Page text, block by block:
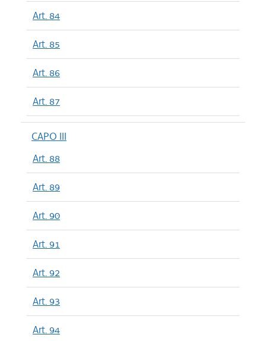
Art. 84
Art. 85
Art. 86
Art. 87
CAPO III
Art. 88
Art. 89
Art. 90
Art. 91
Art. 92
Art. 93
Art. 94